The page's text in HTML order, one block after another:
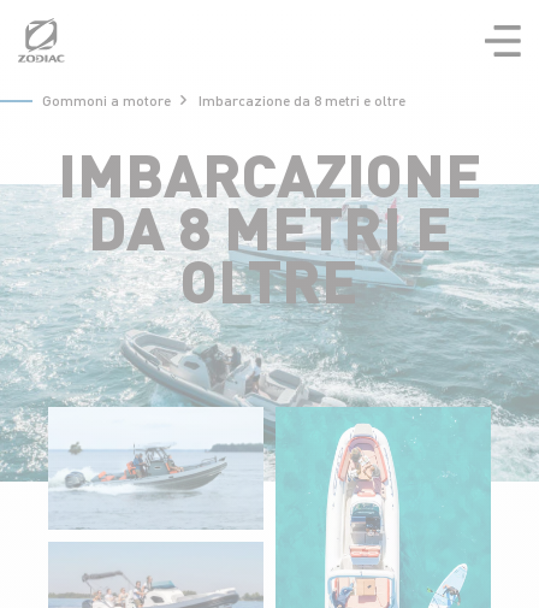
contenu
Gommoni a motore Imbarcazione da 8 metri e oltre
IMBARCAZIONE
DA 8 METRI E
OLTRE